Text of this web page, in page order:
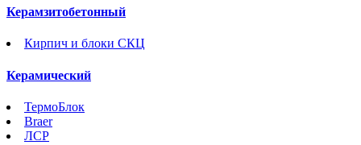
Керамзитобетонный
Кирпич и блоки СКЦ
Керамический
ТермоБлок
Braer
ЛСР